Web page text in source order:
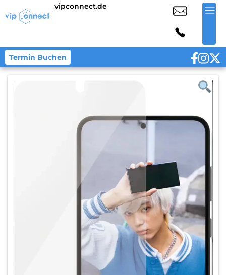
vipconnect.de
Termin Buchen